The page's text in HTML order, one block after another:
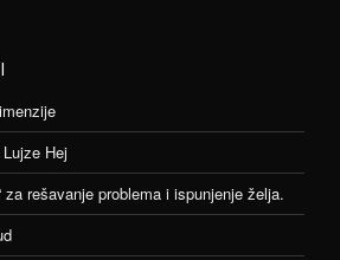
Hej
za rešavanje problema i ispunjenje želja.